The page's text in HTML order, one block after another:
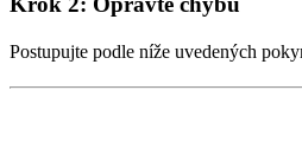
Postupujte podle níže uvedených